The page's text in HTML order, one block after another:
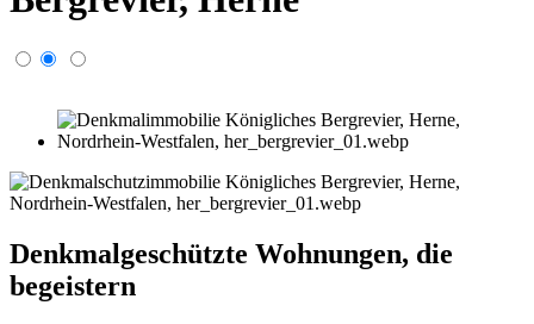
Denkmalgeschützte Wohnungen, die
begeistern